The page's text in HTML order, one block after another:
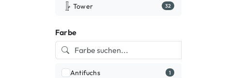
Tower 32
Farbe
Antifuchs 1